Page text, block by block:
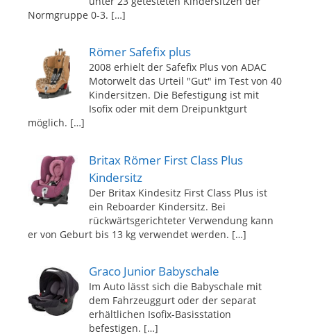
Normgruppe 0-3. […]
Römer Safefix plus
2008 erhielt der Safefix Plus von ADAC
Motorwelt das Urteil "Gut" im Test von 40
Kindersitzen. Die Befestigung ist mit
Isofix oder mit dem Dreipunktgurt
möglich. […]
Britax Römer First Class Plus
Kindersitz
Der Britax Kindesitz First Class Plus ist
ein Reboarder Kindersitz. Bei
rückwärtsgerichteter Verwendung kann
er von Geburt bis 13 kg verwendet werden. […]
Graco Junior Babyschale
Im Auto lässt sich die Babyschale mit
dem Fahrzeuggurt oder der separat
erhältlichen Isofix-Basisstation
befestigen. […]